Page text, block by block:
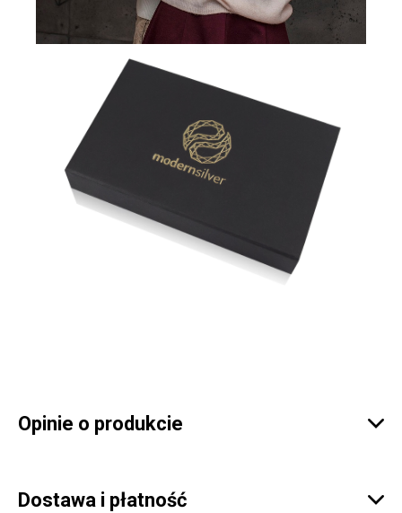
Opinie o produkcie 
Dostawa i płatność 